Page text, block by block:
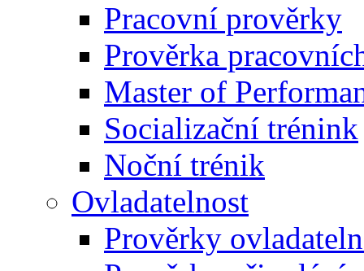
Pracovní prověrky
Prověrka
Master of
Socializační trénink
Noční trénik
Ovladatelnost
Prověrky